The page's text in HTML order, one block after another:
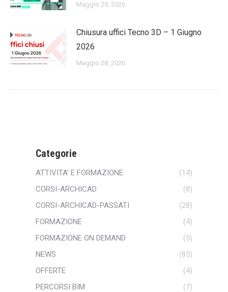
Maggio 29, 2026
Chiusura uffici Tecno 3D – 1 Giugno
2026
Maggio 28, 2026
Categorie
ATTIVITA' E FORMAZIONE
(14)
CORSI-ARCHICAD
(8)
CORSI-ARCHICAD-PASSATI
(28)
FORMAZIONE
(4)
FORMAZIONE ON DEMAND
(5)
NEWS
(85)
OFFERTE
(4)
PERCORSI BIM
(7)